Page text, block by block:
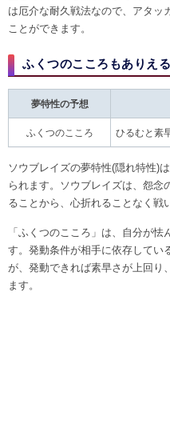
は厄介な耐久戦法なので、アタッ
ことができます。
ふくつのこころもありえる
夢特性の予想
ふくつのこころ ひるむと素
ソウブレイズの夢特性(隠れ特性)
られます。ソウブレイズは、怨念
ることから、心折れることなく戦
「ふくつのこころ」は、自分が
す。発動条件が相手に依存してい
が、発動できれば素早さが上回り
ます。